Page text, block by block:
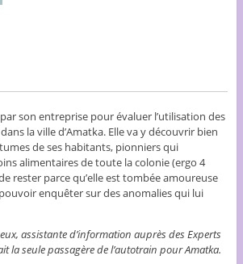
son entreprise pour évaluer l’utilisation des
la ville d’Amatka. Elle va y découvrir bien
de ses habitants, pionniers qui
alimentaires de toute la colonie (ergo 4
rester parce qu’elle est tombée amoureuse
enquêter sur des anomalies qui lui
assistante d’information auprès des Experts
la seule passagère de l’autotrain pour Amatka.